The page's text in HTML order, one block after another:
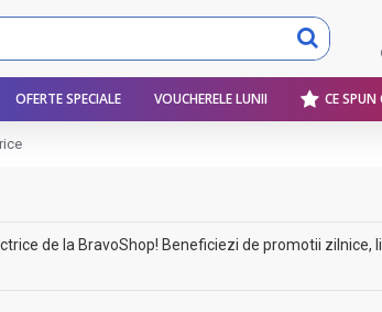
OFERTE SPECIALE VOUCHERELE LUNII CE SPUN
de la BravoShop! Beneficiezi de promotii zilnice,